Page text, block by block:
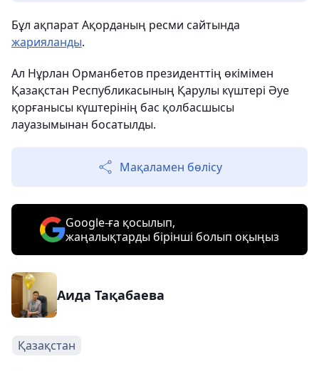
Бұл ақпарат Ақорданың ресми сайтында
жарияланды.
Ал Нұрлан Орманбетов президенттің өкімімен
Қазақстан Республикасының Қарулы күштері Әуе
қорғанысы күштерінің бас қолбасшысы
лауазымынан босатылды.
Мақаламен бөлісу
Google-ға қосылып,
жаңалықтарды бірінші болып оқыңыз
Аида Тақабаева
Қазақстан